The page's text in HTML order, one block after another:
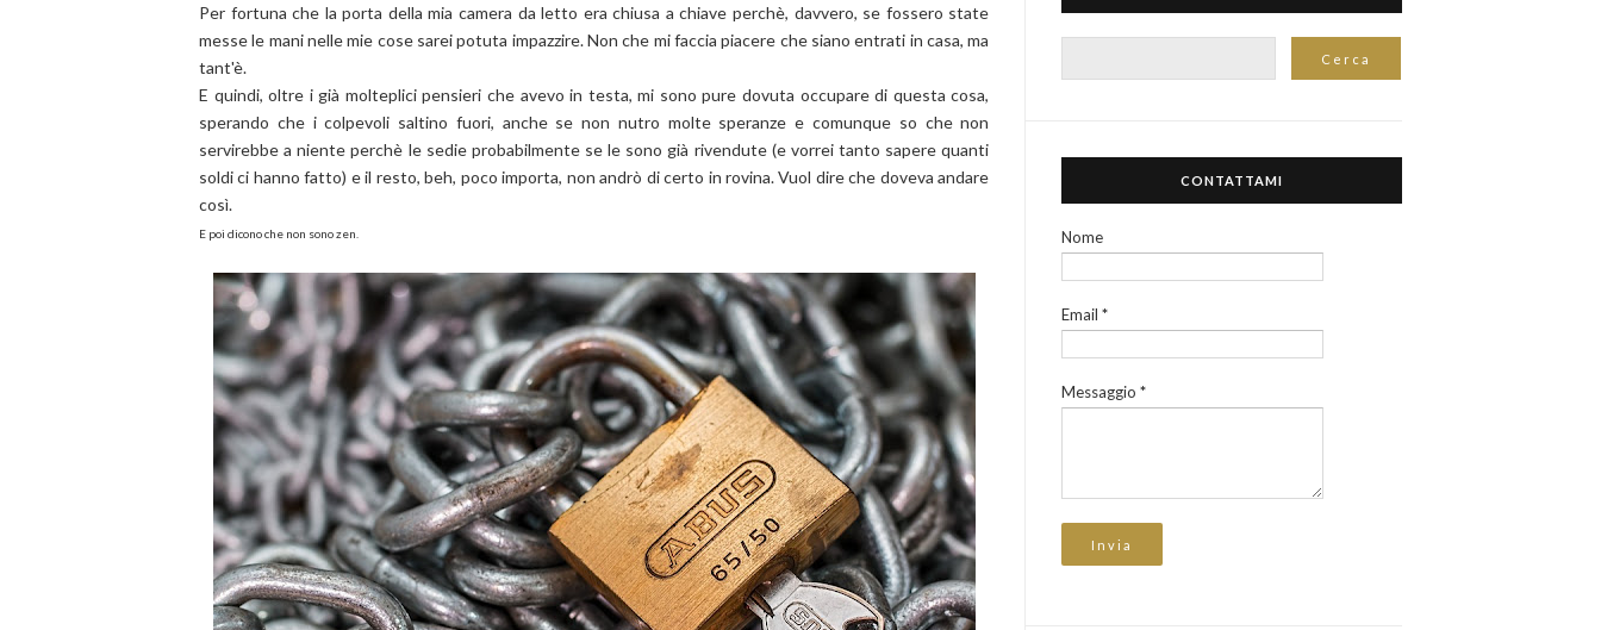
Per fortuna che la porta della mia camera da letto era chiusa a chiave perchè, davvero, se fossero state
messe le mani nelle mie cose sarei potuta impazzire. Non che mi faccia piacere che siano entrati in casa, ma
tant'è.
E quindi, oltre i già molteplici pensieri che avevo in testa, mi sono pure dovuta occupare di questa cosa,
sperando che i colpevoli saltino fuori, anche se non nutro molte speranze e comunque so che non
servirebbe a niente perchè le sedie probabilmente se le sono già rivendute (e vorrei tanto sapere quanti
soldi ci hanno fatto) e il resto, beh, poco importa, non andrò di certo in rovina. Vuol dire che doveva andare
così.
E poi dicono che non sono zen.
CONTATTAMI
Nome
Email*
Messaggio*